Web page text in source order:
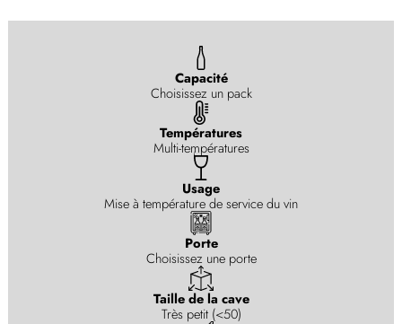
Capacité
Choisissez un pack
Températures
Multi-températures
Usage
Mise à température de service du vin
Porte
Choisissez une porte
Taille de la cave
Très petit (<50)